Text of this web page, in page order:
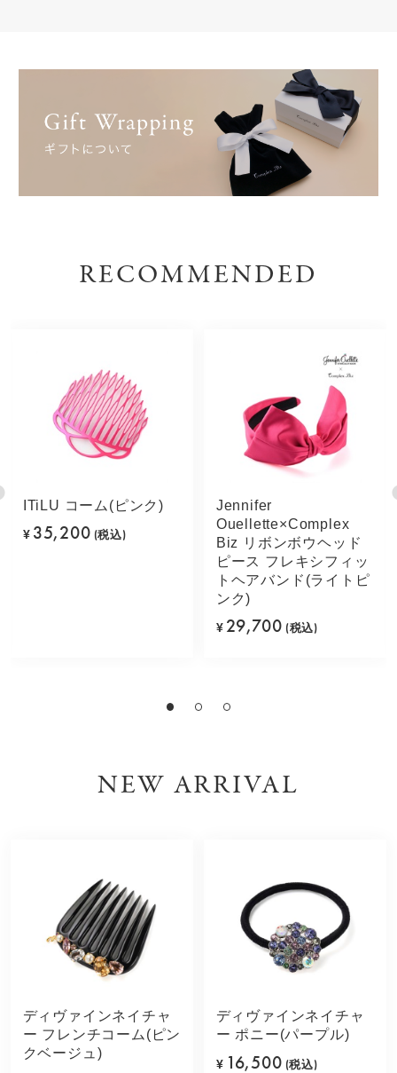
RECOMMENDED
ITiLU コーム(ピンク)
¥ 35,200 (税込)
Jennifer
Ouellette×Complex
Biz リボンボウヘッド
ピース フレキシフィッ
トヘアバンド(ライトピ
ンク)
¥ 29,700 (税込)
NEW ARRIVAL
ディヴァインネイチャ
ー フレンチコーム(ピン
クベージュ)
ディヴァインネイチャ
ー ポニー(パープル)
¥ 16,500 (税込)